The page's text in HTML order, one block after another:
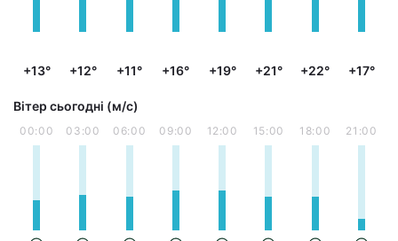
+13° +12° +11° +16° +19° +21° +22° +17°
Вітер сьогодні (м/с)
00:00 03:00 06:00 09:00 12:00 15:00 18:00 21:00